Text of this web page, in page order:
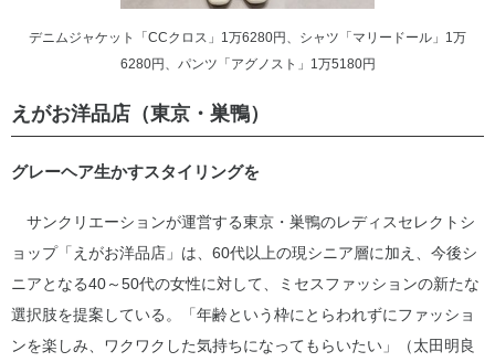
デニムジャケット「CCクロス」1万6280円、シャツ「マリードール」1万
6280円、パンツ「アグノスト」1万5180円
えがお洋品店（東京・巣鴨）
グレーヘア生かすスタイリングを
サンクリエーションが運営する東京・巣鴨のレディスセレクトシ
ョップ「えがお洋品店」は、60代以上の現シニア層に加え、今後シ
ニアとなる40～50代の女性に対して、ミセスファッションの新たな
選択肢を提案している。「年齢という枠にとらわれずにファッショ
ンを楽しみ、ワクワクした気持ちになってもらいたい」（太田明良